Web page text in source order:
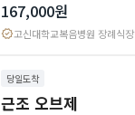
167,000원
verified고신대학교복음병원 장례식장
당일도착
근조 오브제